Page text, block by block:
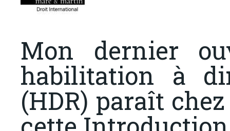
Mon dernier
habilitation à
(HDR) paraît